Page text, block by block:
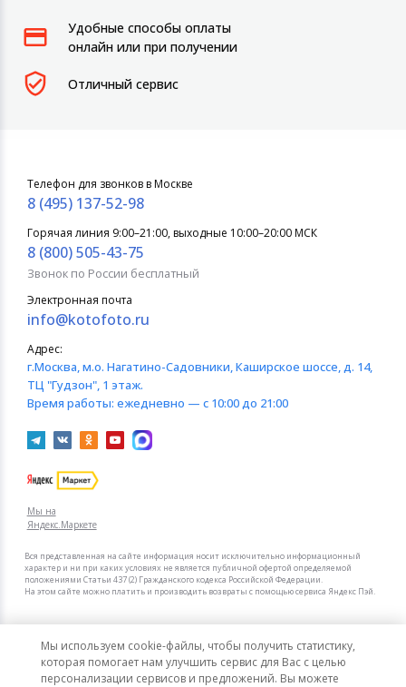
Удобные способы оплаты
онлайн или при получении
Отличный сервис
Мы используем cookie-файлы, чтобы получить статистику,
которая помогает нам улучшить сервис для Вас с целью
персонализации сервисов и предложений. Вы можете
Мы на
Яндекс.Маркете
Телефон для звонков в Москве
8 (495) 137-52-98
Горячая линия 9:00–21:00, выходные 10:00–20:00 МСК
8 (800) 505-43-75
Звонок по России бесплатный
Электронная почта
info@kotofoto.ru
Адрес:
г.Москва , м.о. Нагатино-Садовники, Каширское шоссе, д. 14,
ТЦ "Гудзон", 1 этаж.
Время работы: ежедневно — с 10:00 до 21:00
Вся представленная на сайте информация носит исключительно информационный
характер и ни при каких условиях не является публичной офертой определяемой
положениями Статьи 437 (2) Гражданского кодекса Российской Федерации.
На этом сайте можно платить и производить возвраты с помощью сервиса Яндекс Пэй.
Мы в других городах